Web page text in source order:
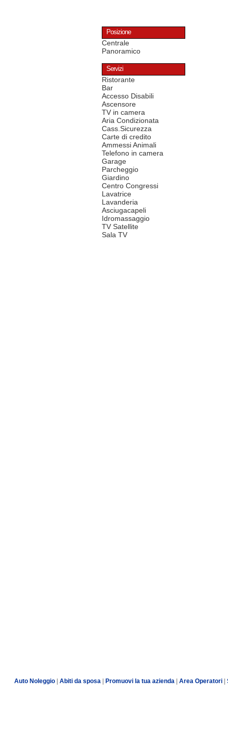
Posizione
Centrale
Panoramico
Servizi
Ristorante
Bar
Accesso Disabili
Ascensore
TV in camera
Aria Condizionata
Cass.Sicurezza
Carte di credito
Ammessi Animali
Telefono in camera
Garage
Parcheggio
Giardino
Centro Congressi
Lavatrice
Lavanderia
Asciugacapeli
Idromassaggio
TV Satellite
Sala TV
Auto Noleggio Abiti da sposa Promuovi la tua azienda Area Operatori